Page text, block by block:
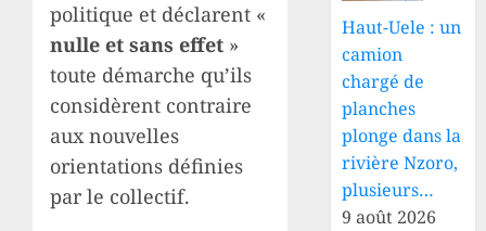
politique et déclarent «
nulle et sans effet »
toute démarche qu’ils
considèrent contraire
aux nouvelles
orientations définies
par le collectif.
Haut-Uele : un
camion
chargé de
planches
plonge dans la
rivière Nzoro,
plusieurs…
9 août 2026